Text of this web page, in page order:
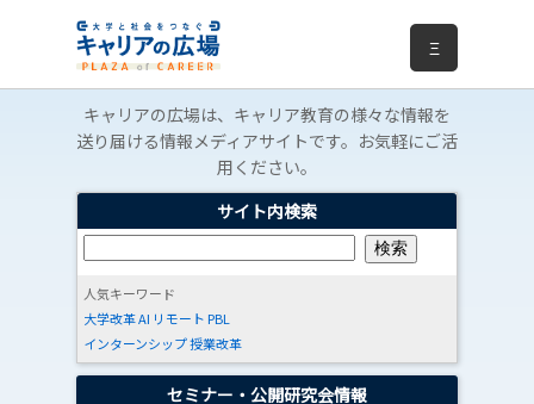
Ξ
キャリアの広場は、キャリア教育の様々な情報を
送り届ける情報メディアサイトです。お気軽にご活
用ください。
サイト内検索
人気キーワード
大学改革AI リモート PBL
インターンシップ授業改革
セミナー・公開研究会情報